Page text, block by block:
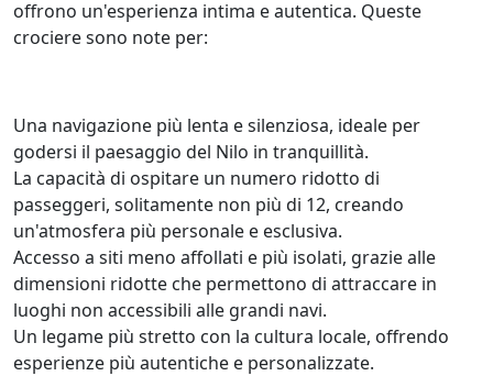
offrono un'esperienza intima e autentica. Queste
crociere sono note per:
Una navigazione più lenta e silenziosa, ideale per
godersi il paesaggio del Nilo in tranquillità.
La capacità di ospitare un numero ridotto di
passeggeri, solitamente non più di 12, creando
un'atmosfera più personale e esclusiva.
Accesso a siti meno affollati e più isolati, grazie alle
dimensioni ridotte che permettono di attraccare in
luoghi non accessibili alle grandi navi.
Un legame più stretto con la cultura locale, offrendo
esperienze più autentiche e personalizzate.